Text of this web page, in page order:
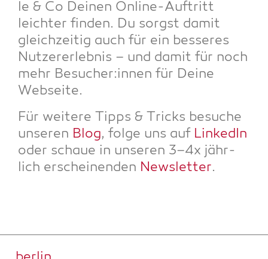
le & Co Dei­nen Online-Auf­tritt
leich­ter fin­den. Du sorgst damit
gleich­zei­tig auch für ein bes­se­res
Nut­zer­er­leb­nis – und damit für noch
mehr Besucher:innen für Dei­ne
Webseite.
Für wei­te­re Tipps & Tricks besu­che
unse­ren Blog, fol­ge uns auf Lin­ke­dIn
oder schaue in unse­ren 3–4x jähr­
lich erschei­nen­den News­let­ter.